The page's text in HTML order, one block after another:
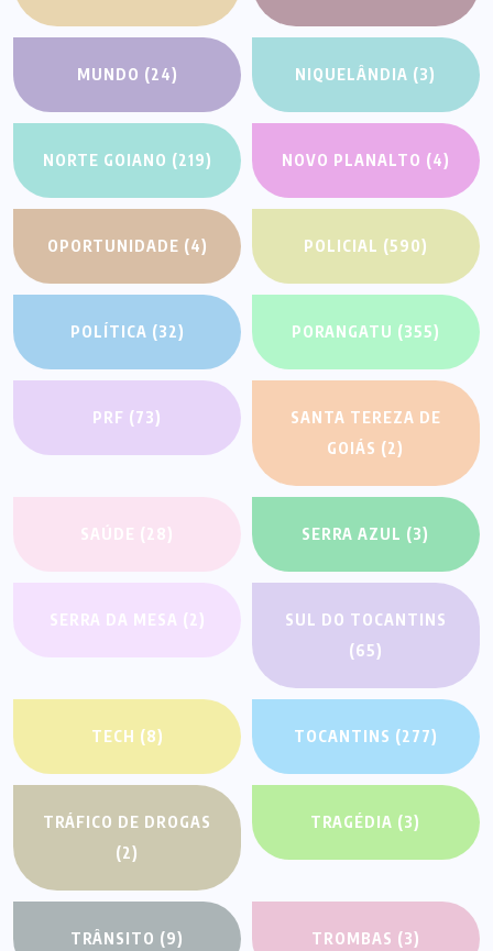
MUNDO (24) NIQUELÂNDIA (3)
NORTE GOIANO (219) NOVO PLANALTO (4)
OPORTUNIDADE (4) POLICIAL (590)
POLÍTICA (32) PORANGATU (355)
PRF (73)
SANTA TEREZA DE
GOIÁS (2)
SAÚDE (28) SERRA AZUL (3)
SERRA DA MESA (2)
SUL DO TOCANTINS
(65)
TECH (8) TOCANTINS (277)
TRÁFICO DE DROGAS
(2)
TRAGÉDIA (3)
TRÂNSITO (9) TROMBAS (3)